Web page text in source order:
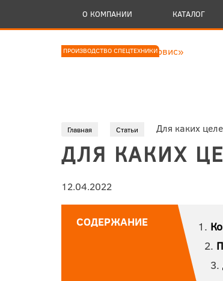
О КОМПАНИИ КАТАЛОГ
ПРОИЗВОДСТВО СПЕЦТЕХНИКИ
Главная Статьи Для каких
ДЛЯ КАКИХ
12.04.2022
СОДЕРЖАНИЕ